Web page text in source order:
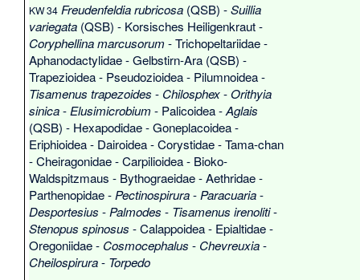
KW 34 Freudenfeldia rubricosa (QSB) -Suillia
variegata (QSB) - Korsisches Heiligenkraut-
Coryphellina marcusorum -Trichopeltariidae-
Aphanodactylidae-Gelbstirn-Ara (QSB) -
Trapezioidea- Pseudozioidea- Pilumnoidea-
Tisamenus trapezoides - Chilosphex-Orithyia
sinica- Elusimicrobium - Palicoidea-Aglais
(QSB) - Hexapodidae-Goneplacoidea-
Eriphioidea- Dairoidea-Corystidae-Tama-chan
-Cheiragonidae-Carpilioidea- Bioko-
Waldspitzmaus - Bythograeidae-Aethridae-
Parthenopidae- Pectinospirura- Paracuaria-
Desportesius - Palmodes - Tisamenus irenoliti-
Stenopus spinosus -Calappoidea- Epialtidae-
Oregoniidae- Cosmocephalus - Chevreuxia-
Cheilospirura- Torpedo